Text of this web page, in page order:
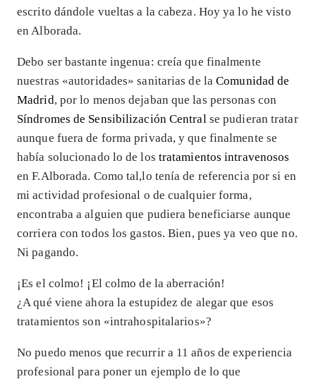
escrito dándole vueltas a la cabeza. Hoy ya lo he visto
en Alborada.
Debo ser bastante ingenua: creía que finalmente
nuestras «autoridades» sanitarias de laComunidad de
Madrid, por lo menos dejaban que las personas con
Síndromes de Sensibilización Central se pudieran tratar
aunque fuera de forma privada, y que finalmente se
había solucionado lo de los tratamientos intravenosos
en F.Alborada. Como tal,lo tenía de referencia por si en
mi actividad profesional o de cualquier forma,
encontraba a alguien que pudiera beneficiarse aunque
corriera con todos los gastos. Bien, pues ya veo que no.
Ni pagando.
¡Es el colmo! ¡El colmo de la aberración!
¿A qué viene ahora la estupidez de alegar que esos
tratamientos son «intrahospitalarios»?
No puedo menos que recurrir a 11 años de experiencia
profesional para poner un ejemplo de lo que